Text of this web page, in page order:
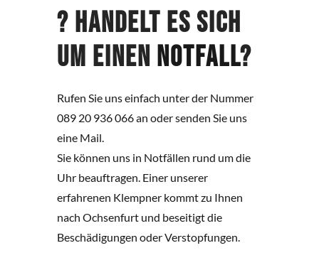
? Handelt es sich
um einen Notfall?
Rufen Sie uns einfach unter der Nummer
089 20 936 066 an oder senden Sie uns
eine Mail.
Sie können uns in Notfällen rund um die
Uhr beauftragen. Einer unserer
erfahrenen Klempner kommt zu Ihnen
nach Ochsenfurt und beseitigt die
Beschädigungen oder Verstopfungen.